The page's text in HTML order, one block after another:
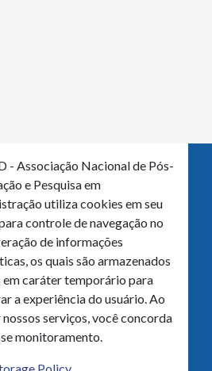
ANPAD
0001-66
- Associação Nacional de Pós-
e Pesquisa em
utiliza cookies em seu
controle de navegação no
de informações
os quais são armazenados
em caráter temporário para
a experiência do usuário. Ao
serviços, você concorda
monitoramento.